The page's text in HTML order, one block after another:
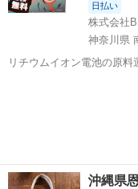
日払い
株式会社
神奈川県
リチウムイオン電池の原
沖縄県